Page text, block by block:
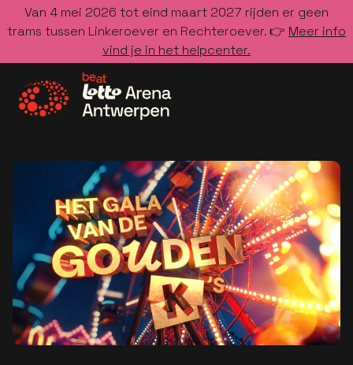
Van 4 mei 2026 tot eind maart 2027 rijden er geen
trams tussen Linkeroever en Rechteroever. 👉 Meer info
vind je in het helpcenter.